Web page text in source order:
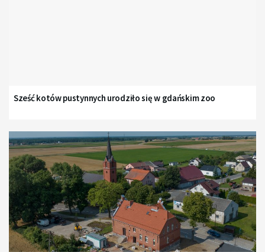
Sześć kotów pustynnych urodziło się w gdańskim zoo